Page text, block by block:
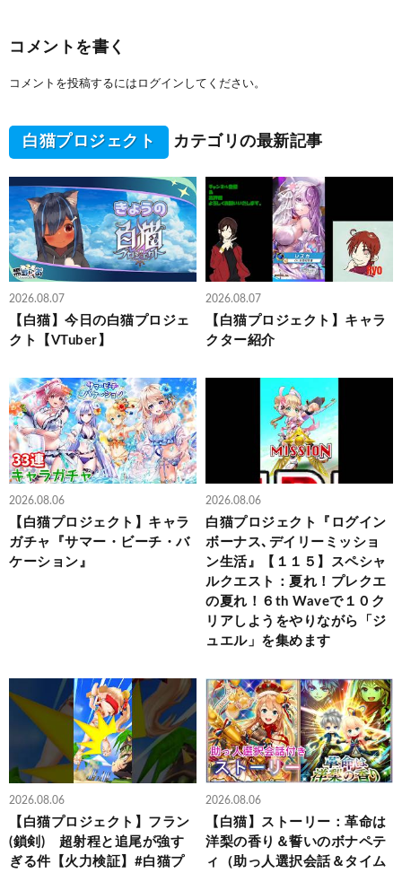
コメントを書く
コメントを投稿するには ログイン してください。
白猫プロジェクト カテゴリの最新記事
2026.08.07
【白猫】今日の白猫プロジェ
クト【VTuber】
2026.08.07
【白猫プロジェクト】キャラ
クター紹介
2026.08.06
【白猫プロジェクト】キャラ
ガチャ『サマー・ビーチ・バ
ケーション』
2026.08.06
白猫プロジェクト『ログイン
ボーナス､デイリーミッショ
ン生活』【１１５】スペシャ
ルクエスト：夏れ！プレクエ
の夏れ！６th Waveで１０ク
リアしようをやりながら「ジ
ュエル」を集めます
2026.08.06
【白猫プロジェクト】フラン
(鎖剣) 超射程と追尾が強す
ぎる件【火力検証】#白猫プ
2026.08.06
【白猫】ストーリー：革命は
洋梨の香り＆誓いのボナペテ
ィ（助っ人選択会話＆タイム